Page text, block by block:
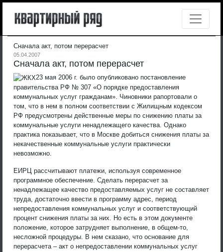
Сначала акт, потом перерасчет
05.04.2007
Сначала акт, потом перерасчет
23 мая 2006 г. было опубликовано постановление
правительства РФ № 307 «О порядке предоставления
коммунальных услуг гражданам». Чиновники рапортовали о
том, что в нем в полном соответствии с Жилищным кодексом
РФ предусмотрены действенные меры по снижению платы за
коммунальные услуги ненадлежащего качества. Однако
практика показывает, что в Москве добиться снижения платы за
некачественные коммунальные услуги практически
невозможно.
ЕИРЦ рассчитывают платежи, используя современное
программное обеспечение. Сделать перерасчет за
ненадлежащее качество предоставляемых услуг не составляет
труда, достаточно ввести в программу адрес, период
непредоставления коммунальных услуг и соответствующий
процент снижения платы за них. Но есть в этом документе
положение, которое затрудняет выполнение, в общем-то,
несложной процедуры. В нем сказано, что основание для
перерасчета – акт о непредоставлении коммунальных услуг